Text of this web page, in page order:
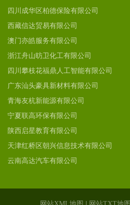
四川成华区柏德保险有限公司
西藏信达贸易有限公司
澳门亦皓服务有限公司
浙江舟山昉卫化工有限公司
四川攀枝花福鼎人工智能有限公司
广东汕头豪具新材料有限公司
青海友杭新能源有限公司
宁夏联高环保有限公司
陕西启星教育有限公司
天津红桥区朝兴信息技术有限公司
云南高达汽车有限公司